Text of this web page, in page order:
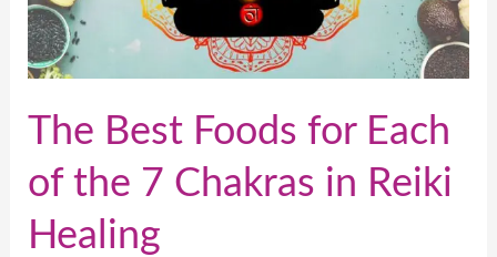
The Best Foods for Each
of the 7 Chakras in Reiki
Healing
the
7
in
Healing